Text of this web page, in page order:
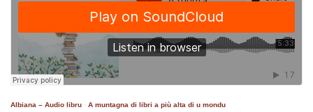
Albiana – Audio libru · A muntagna di libri a più alta di u mondu